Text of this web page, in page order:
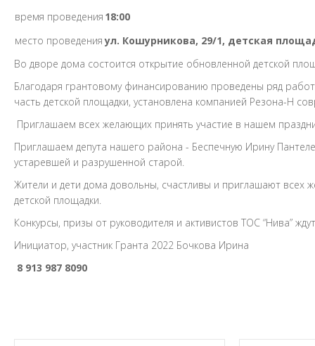
время проведения 18:00
место проведения ул. Кошурникова, 29/1, детская
Во дворе дома состоится открытие обновленной детской
Благодаря грантовому финансированию проведены ряд
часть детской площадки, установлена компанией Резона-Н
Приглашаем всех желающих принять участие в нашем
Приглашаем депута нашего района - Беспечную Ирину
устаревшей и разрушенной старой.
Жители и дети дома довольны, счастливы и приглашают
детской площадки.
Конкурсы, призы от руководителя и активистов ТОС “Нива”
Инициатор, участник Гранта 2022 Бочкова Ирина
8 913 987 8090